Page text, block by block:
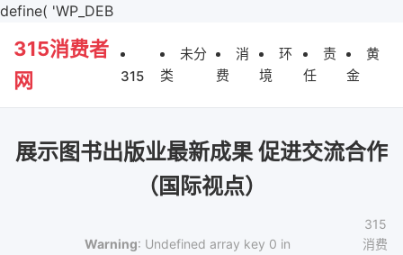
define( 'WP_DEB
315消费者
网
315
未分
类
消
费
环
境
责
任
黄
金
展示图书出版业最新成果 促进交流合作
（国际视点）
Warning: Undefined array key 0 in
315
消费